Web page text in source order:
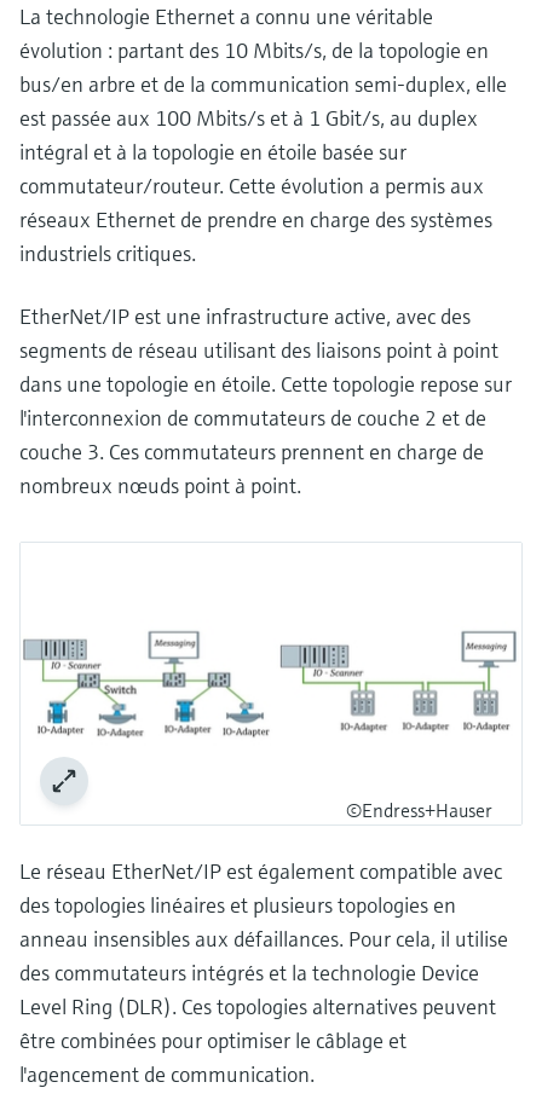
La technologie Ethernet a connu une véritable
évolution : partant des 10 Mbits/s, de la topologie en
bus/en arbre et de la communication semi-duplex, elle
est passée aux 100 Mbits/s et à 1 Gbit/s, au duplex
intégral et à la topologie en étoile basée sur
commutateur/routeur. Cette évolution a permis aux
réseaux Ethernet de prendre en charge des systèmes
industriels critiques.
EtherNet/IP est une infrastructure active, avec des
segments de réseau utilisant des liaisons point à point
dans une topologie en étoile. Cette topologie repose sur
l'interconnexion de commutateurs de couche 2 et de
couche 3. Ces commutateurs prennent en charge de
nombreux nœuds point à point.
©Endress+Hauser
Le réseau EtherNet/IP est également compatible avec
des topologies linéaires et plusieurs topologies en
anneau insensibles aux défaillances. Pour cela, il utilise
des commutateurs intégrés et la technologie Device
Level Ring (DLR). Ces topologies alternatives peuvent
être combinées pour optimiser le câblage et
l'agencement de communication.